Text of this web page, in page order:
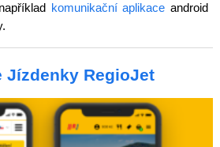
komunikační aplikace android
Jízdenky RegioJet